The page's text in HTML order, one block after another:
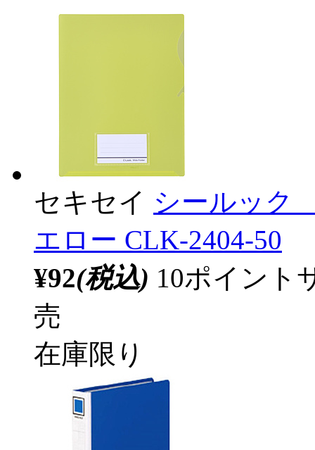
セキセイ シールック
エロー CLK-2404-50
¥92(税込) 10ポイント
売
在庫限り